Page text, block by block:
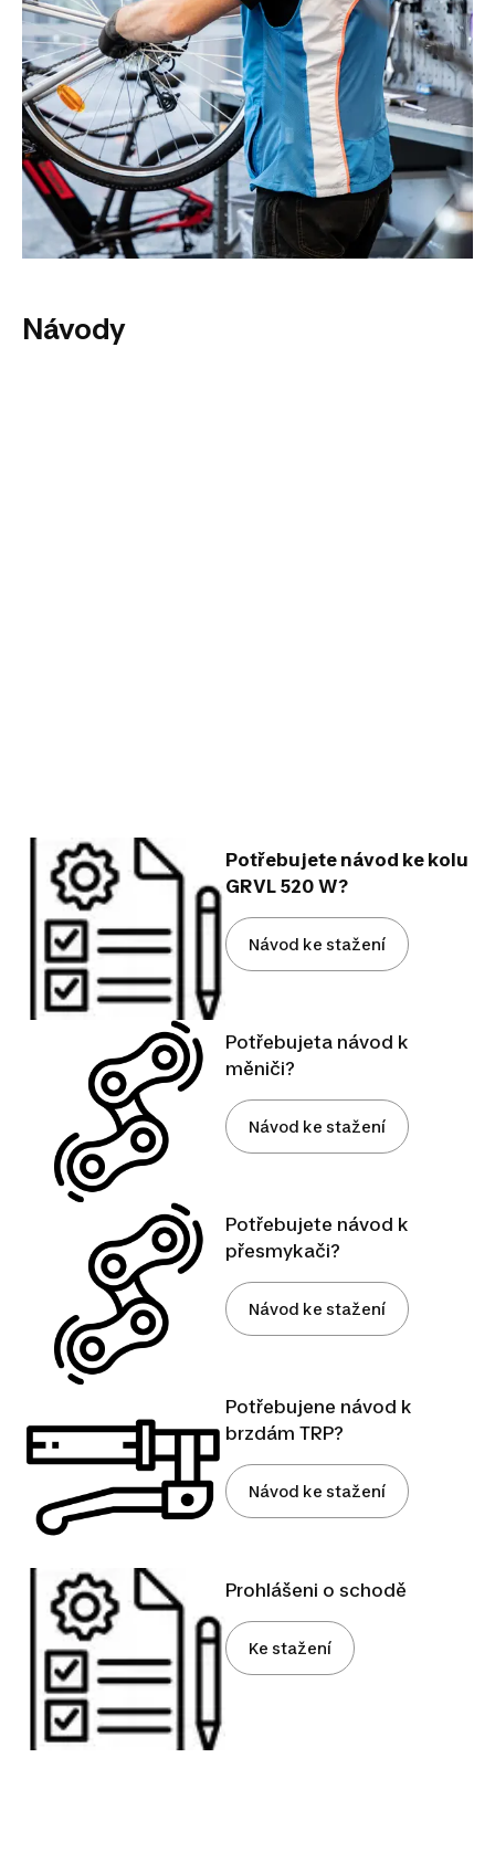
Návody
Potřebujete návod ke kolu
GRVL 520 W?
Návod ke stažení
Potřebujeta návod k
měniči?
Návod ke stažení
Potřebujete návod k
přesmykači?
Návod ke stažení
Potřebujene návod k
brzdám TRP?
Návod ke stažení
Prohlášeni o schodě
Ke stažení